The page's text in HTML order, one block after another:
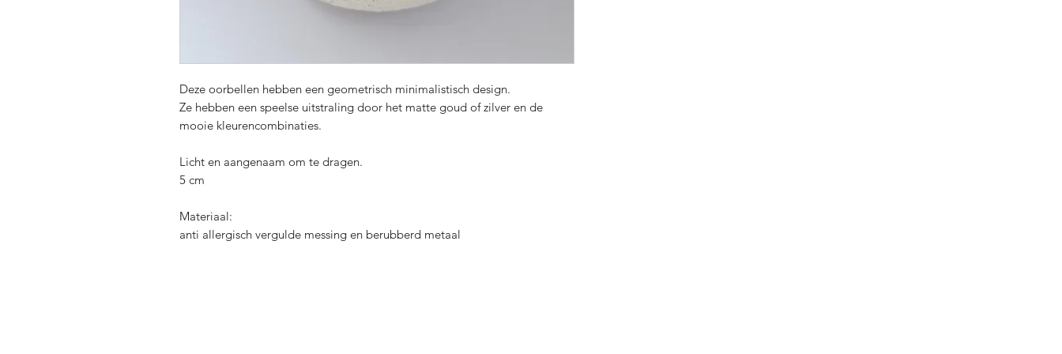
Deze oorbellen hebben een geometrisch minimalistisch design.
Ze hebben een speelse uitstraling door het matte goud of zilver en de
mooie kleurencombinaties.
Licht en aangenaam om te dragen.
5 cm
Materiaal:
anti allergisch vergulde messing en berubberd metaal